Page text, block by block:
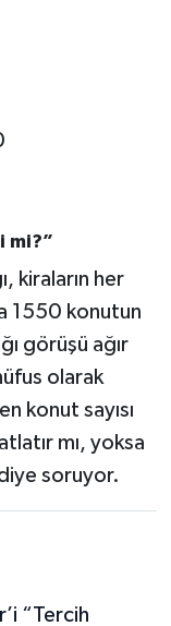
mi?”
kiraların her
1550 konutun
görüşü ağır
olarak
konut sayısı
mı, yoksa
soruyor.